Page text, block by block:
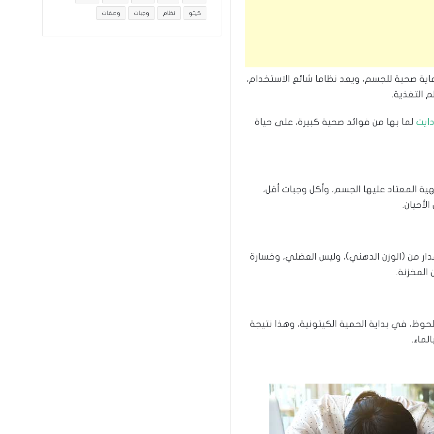
صحية للجسم، ويعد نظاما شائع الاستخدام،
التغذية.
لما بها من فوائد صحية كبيرة، على حياة
المعتاد عليها الجسم، وأكل وجبات أقل،
من (الوزن الدهني)، وليس العضلي، وخسارة
في بداية الحمية الكيتونية، وهذا نتيجة
كيتو نظام وجبات وصفات